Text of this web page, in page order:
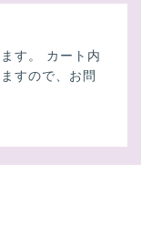
す。 カート内
すので、お問
桜 愛